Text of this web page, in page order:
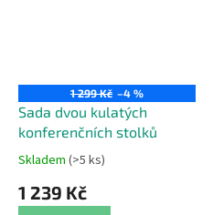
1 299 Kč –4 %
Sada dvou kulatých
konferenčních stolků
Průměrné
produktu
Skladem (>5 ks)
1 239 Kč